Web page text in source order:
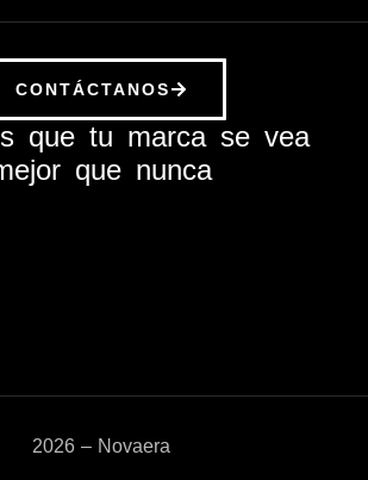
CONTÁCTANOS
que tu marca se vea
que nunca
2026 – Novaera